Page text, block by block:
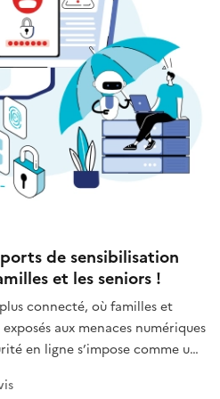
de sensibilisation
et les seniors !
connecté, où familles et
aux menaces numériques
en ligne s’impose comme une
ce cadre que la CNIL,
ont décidé d’éditer deux